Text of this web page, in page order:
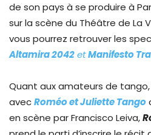
de son pays à se produire à
sur la scène du Théâtre de La
vous pourrez retrouver les
Altamira 2042etManifesto
Quant aux amateurs de
avecRoméo et Juliette Tango
en scène par Francisco Leiva,